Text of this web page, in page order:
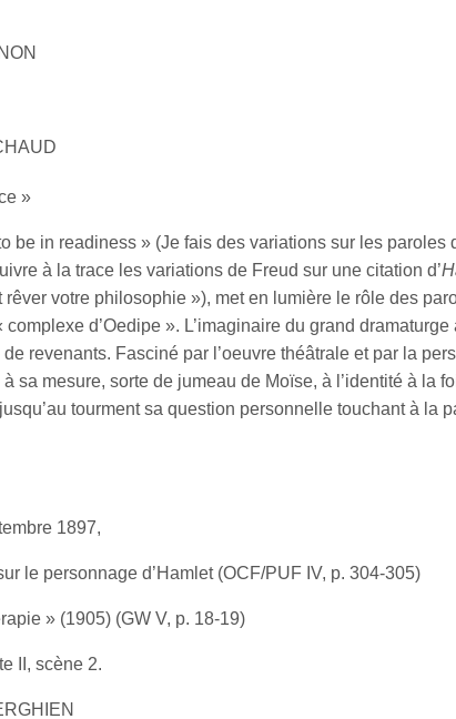
»
be in readiness » (Je fais des variations sur les paroles
à la trace les variations de Freud sur une citation d’
rêver votre philosophie »), met en lumière le rôle des
d’Oedipe ». L’imaginaire du grand
revenants. Fasciné par l’oeuvre théâtrale et par la
sa mesure, sorte de jumeau de Moïse, à l’identité à la
tourment sa question personnelle touchant à la
1897,
le personnage d’Hamlet (OCF/PUF IV, p. 304-305)
» (1905) (GW V, p. 18-19)
II, scène 2.